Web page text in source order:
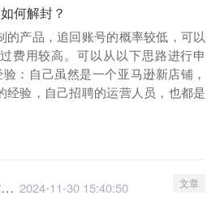
何解封？
的产品，追回账号的概率较低，可以
费用较高。可以从以下思路进行申
：自己虽然是一个亚马逊新店铺，
经验，自己招聘的运营人员，也都是
邦友1729135942029 2024-11-30 15:40:50 文章